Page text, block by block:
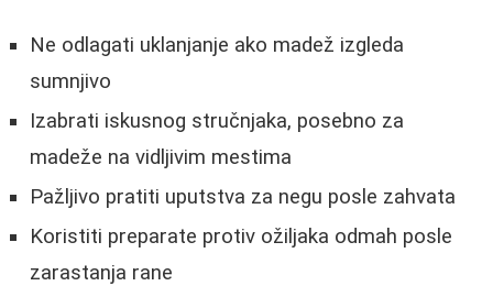
Ne odlagati uklanjanje ako madež izgleda
sumnjivo
Izabrati iskusnog stručnjaka, posebno za
madeže na vidljivim mestima
Pažljivo pratiti uputstva za negu posle zahvata
Koristiti preparate protiv ožiljaka odmah posle
zarastanja rane